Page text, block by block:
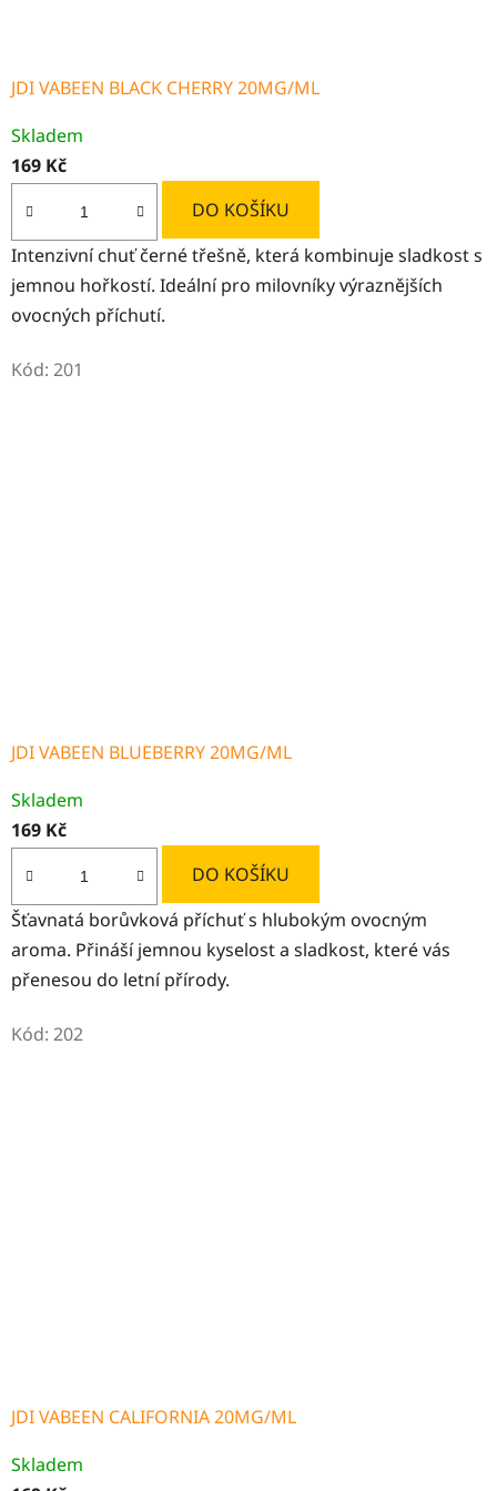
JDI VABEEN BLACK CHERRY 20MG/ML
hodnocení
produktu
5,0
z
5
hvězdiček.
Skladem
169 Kč
DO KOŠÍKU
Intenzivní chuť černé třešně, která kombinuje sladkost s
jemnou hořkostí. Ideální pro milovníky výraznějších
ovocných příchutí.
Kód: 201
JDI VABEEN BLUEBERRY 20MG/ML
Skladem
169 Kč
DO KOŠÍKU
Šťavnatá borůvková příchuť s hlubokým ovocným
aroma. Přináší jemnou kyselost a sladkost, které vás
přenesou do letní přírody.
Kód: 202
JDI VABEEN CALIFORNIA 20MG/ML
hodnocení
Skladem